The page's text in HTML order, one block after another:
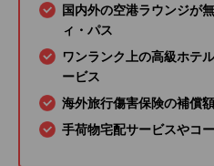
国内外の空港ラウンジが
ィ・パス
ワンランク上の高級ホテ
ービス
海外旅行傷害保険の補償
手荷物宅配サービスやコ